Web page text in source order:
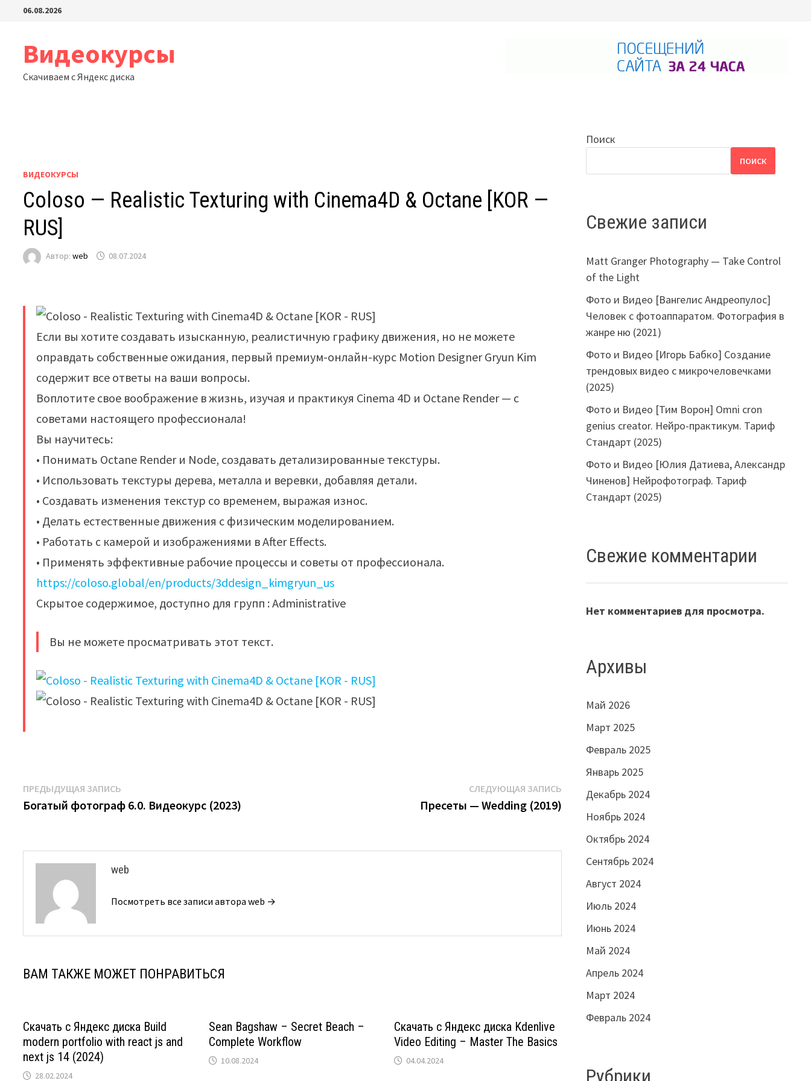
Перейти06.08.2026
Видеокурсы
Скачиваем с Яндекс диска
ВИДЕОКУРСЫ
Coloso — Realistic Texturing with Cinema4D & Octane [KOR —
RUS]
Автор:web 08.07.2024
Если вы хотите создавать изысканную, реалистичную графику движения, но не можете
оправдать собственные ожидания, первый премиум-онлайн-курс Motion Designer Gryun Kim
содержит все ответы на ваши вопросы.
Воплотите свое воображение в жизнь, изучая и практикуя Cinema 4D и Octane Render — с
советами настоящего профессионала!
Вы научитесь:
• Понимать Octane Render и Node, создавать детализированные текстуры.
• Использовать текстуры дерева, металла и веревки, добавляя детали.
• Создавать изменения текстур со временем, выражая износ.
• Делать естественные движения с физическим моделированием.
• Работать с камерой и изображениями в After Effects.
• Применять эффективные рабочие процессы и советы от профессионала.
https://coloso.global/en/products/3ddesign_kimgryun_us
Скрытое содержимое, доступно для групп : Administrative
Вы не можете просматривать этот текст.
Навигация
по
ПРЕДЫДУЩАЯ ЗАПИСЬ
запись:
Богатый фотограф 6.0. Видеокурс (2023)
СЛЕДУЮЩАЯ ЗАПИСЬСледующая
запись:
Пресеты — Wedding (2019)
web
Посмотреть все записи автора web →
ВАМ ТАКЖЕ МОЖЕТ ПОНРАВИТЬСЯ
Скачать с Яндекс диска Build
modern portfolio with react js and
next js 14 (2024)
28.02.2024
Sean Bagshaw – Secret Beach –
Complete Workflow
10.08.2024
Скачать с Яндекс диска Kdenlive
Video Editing – Master The Basics
04.04.2024
Поиск
ПОИСК
Свежие записи
Matt Granger Photography — Take Control
of the Light
Фото и Видео [Вангелис Андреопулос]
Человек с фотоаппаратом. Фотография в
жанре ню (2021)
Фото и Видео [Игорь Бабко] Создание
трендовых видео с микрочеловечками
(2025)
Фото и Видео [Тим Ворон] Omni cron
genius creator. Нейро-практикум. Тариф
Стандарт (2025)
Фото и Видео [Юлия Датиева, Александр
Чиненов] Нейрофотограф. Тариф
Стандарт (2025)
Свежие комментарии
Нет комментариев для просмотра.
Архивы
Май 2026
Март 2025
Февраль 2025
Январь 2025
Декабрь 2024
Ноябрь 2024
Октябрь 2024
Сентябрь 2024
Август 2024
Июль 2024
Июнь 2024
Май 2024
Апрель 2024
Март 2024
Февраль 2024
Рубрики